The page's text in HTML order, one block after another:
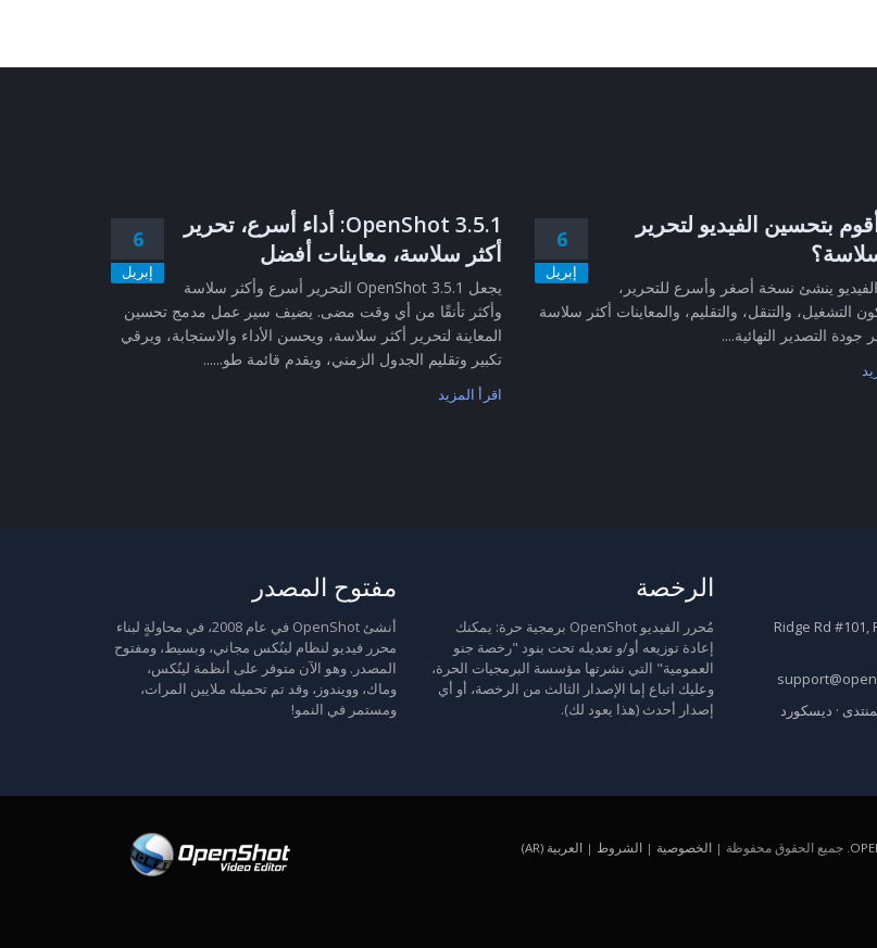
6
إبريل
OpenShot 3.5.1: أداء أسرع، تحرير
أكثر سلاسة، معاينات أفضل
يجعل OpenShot 3.5.1 التحرير أسرع وأكثر سلاسة
وأكثر تأنقًا من أي وقت مضى. يضيف سير عمل مدمج تحسين
المعاينة لتحرير أكثر سلاسة، ويحسن الأداء والاستجابة، ويرقي
تكبير وتقليم الجدول الزمني، ويقدم قائمة طو......
اقرأ المزيد
6
إبريل
بتحسين الفيديو لتحرير
ينشئ نسخة أصغر وأسرع للتحرير،
التشغيل، والتنقل، والتقليم، والمعاينات أكثر سلاسة
جودة التصدير النهائية....
مفتوح المصدر
أنشئ OpenShot في عام 2008، في محاولةٍ لبناء
محرر فيديو لنظام لينُكس مجاني، وبسيط، ومفتوح
المصدر. وهو الآن متوفر على أنظمة لينُكس،
وماك، وويندوز، وقد تم تحميله ملايين المرات،
ومستمر في النمو!
الرخصة
مُحرر الفيديو OpenShot برمجية حرة: يمكنك
إعادة توزيعه أو/و تعديله تحت بنود "رخصة جنو
العمومية" التي نشرتها مؤسسة البرمجيات الحرة،
وعليك اتباع إما الإصدار الثالث من الرخصة، أو أي
إصدار أحدث (هذا يعود لك).
2931 Ridge Rd
· ديسكورد
. جميع الحقوق محفوظة | الخصوصية | الشروط | العربية (AR)